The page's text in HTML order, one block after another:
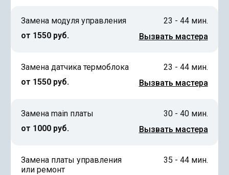
Замена модуля управления
от 1550 руб.
23 - 44 мин.
Вызвать мастера
Замена датчика термоблока
от 1550 руб.
23 - 44 мин.
Вызвать мастера
Замена main платы
от 1000 руб.
30 - 40 мин.
Вызвать мастера
Замена платы управления
или ремонт
35 - 44 мин.